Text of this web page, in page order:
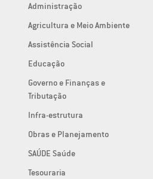
Administração
Agricultura e Meio Ambiente
Assistência Social
Educação
Governo e Finanças e
Tributação
Infra-estrutura
Obras e Planejamento
SAÚDE Saúde
Tesouraria